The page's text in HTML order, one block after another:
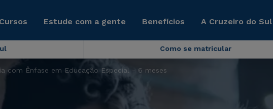
Cursos Estude com a gente Benefícios A Cruzeiro do
Como se matricular
com Ênfase em Educação Especial - 6 meses